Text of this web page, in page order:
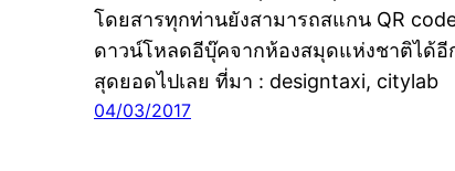
โดยสารทุกท่านยังสามารถสแกน QR
ดาวน์โหลดอีบุ๊คจากห้องสมุดแห่งชาติได้อี
สุดยอดไปเลย ที่มา : designtaxi, citylab
04/03/2017